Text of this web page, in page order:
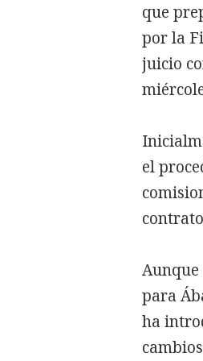
que
por la
juicio
el
para
ha